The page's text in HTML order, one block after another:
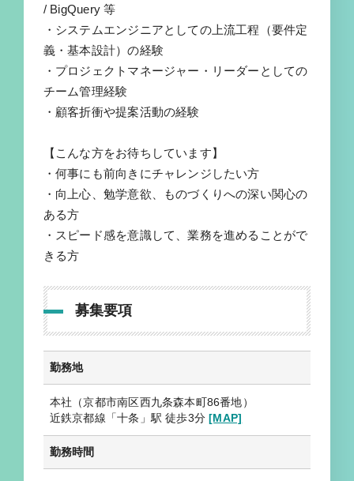
/ BigQuery 等
・システムエンジニアとしての上流工程（要件定
義・基本設計）の経験
・プロジェクトマネージャー・リーダーとしての
チーム管理経験
・顧客折衝や提案活動の経験
【こんな方をお待ちしています】
・何事にも前向きにチャレンジしたい方
・向上心、勉学意欲、ものづくりへの深い関心の
ある方
・スピード感を意識して、業務を進めることがで
きる方
募集要項
勤務地
本社（京都市南区西九条森本町86番地）
近鉄京都線「十条」駅 徒歩3分[MAP]
勤務時間